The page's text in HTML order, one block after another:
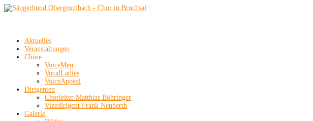
Aktuelles
Veranstaltungen
Chöre
VoiceMen
VocalLadies
VoiceAppeal
Dirigenten
Chorleiter Matthias Böhringer
Vizedirigent Frank Neuberth
Galerie